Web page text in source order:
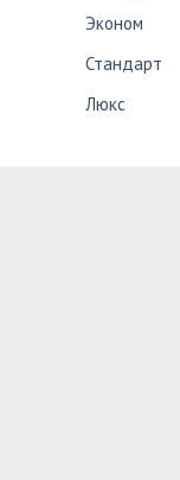
Эконом
Стандарт
Люкс